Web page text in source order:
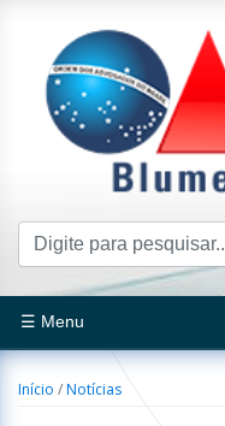
☰ Menu
Início /Notícias